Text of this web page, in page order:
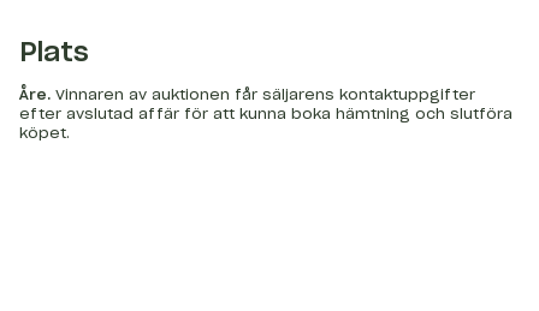
Plats
Åre. Vinnaren av auktionen får säljarens kontaktuppgifter
efter avslutad affär för att kunna boka hämtning och slutföra
köpet.